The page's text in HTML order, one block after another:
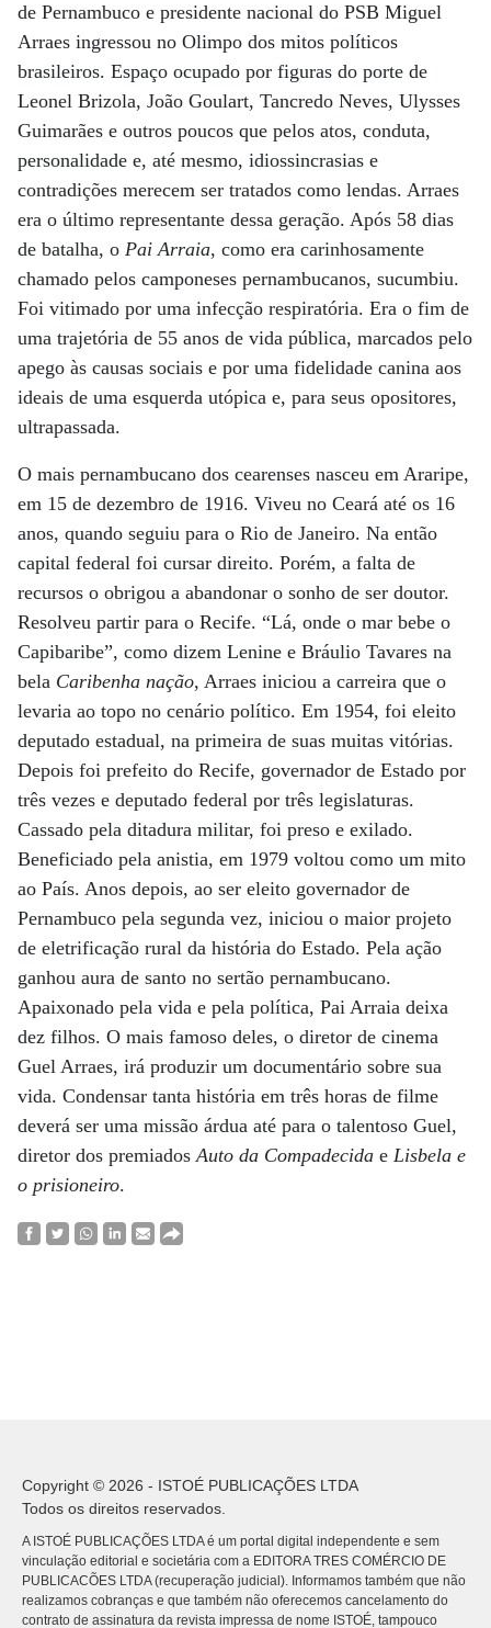
de Pernambuco e presidente nacional do PSB Miguel
Arraes ingressou no Olimpo dos mitos políticos
brasileiros. Espaço ocupado por figuras do porte de
Leonel Brizola, João Goulart, Tancredo Neves, Ulysses
Guimarães e outros poucos que pelos atos, conduta,
personalidade e, até mesmo, idiossincrasias e
contradições merecem ser tratados como lendas. Arraes
era o último representante dessa geração. Após 58 dias
de batalha, o Pai Arraia, como era carinhosamente
chamado pelos camponeses pernambucanos, sucumbiu.
Foi vitimado por uma infecção respiratória. Era o fim de
uma trajetória de 55 anos de vida pública, marcados pelo
apego às causas sociais e por uma fidelidade canina aos
ideais de uma esquerda utópica e, para seus opositores,
ultrapassada.
O mais pernambucano dos cearenses nasceu em Araripe,
em 15 de dezembro de 1916. Viveu no Ceará até os 16
anos, quando seguiu para o Rio de Janeiro. Na então
capital federal foi cursar direito. Porém, a falta de
recursos o obrigou a abandonar o sonho de ser doutor.
Resolveu partir para o Recife. “Lá, onde o mar bebe o
Capibaribe”, como dizem Lenine e Bráulio Tavares na
bela Caribenha nação, Arraes iniciou a carreira que o
levaria ao topo no cenário político. Em 1954, foi eleito
deputado estadual, na primeira de suas muitas vitórias.
Depois foi prefeito do Recife, governador de Estado por
três vezes e deputado federal por três legislaturas.
Cassado pela ditadura militar, foi preso e exilado.
Beneficiado pela anistia, em 1979 voltou como um mito
ao País. Anos depois, ao ser eleito governador de
Pernambuco pela segunda vez, iniciou o maior projeto
de eletrificação rural da história do Estado. Pela ação
ganhou aura de santo no sertão pernambucano.
Apaixonado pela vida e pela política, Pai Arraia deixa
dez filhos. O mais famoso deles, o diretor de cinema
Guel Arraes, irá produzir um documentário sobre sua
vida. Condensar tanta história em três horas de filme
deverá ser uma missão árdua até para o talentoso Guel,
diretor dos premiadosAuto da Compadecida e Lisbela e
o prisioneiro.
Copyright © 2026 - ISTOÉ PUBLICAÇÕES LTDA
Todos os direitos reservados.
A ISTOÉ PUBLICAÇÕES LTDA é um portal digital independente e sem
vinculação editorial e societária com a EDITORA TRES COMÉRCIO DE
PUBLICACÕES LTDA (recuperação judicial). Informamos também que não
realizamos cobranças e que também não oferecemos cancelamento do
contrato de assinatura da revista impressa de nome ISTOÉ, tampouco